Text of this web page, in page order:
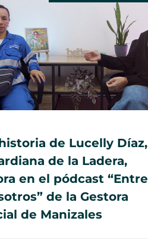
de Lucelly Díaz,
de la Ladera,
en el pódcast “Entre
de la Gestora
de Manizales